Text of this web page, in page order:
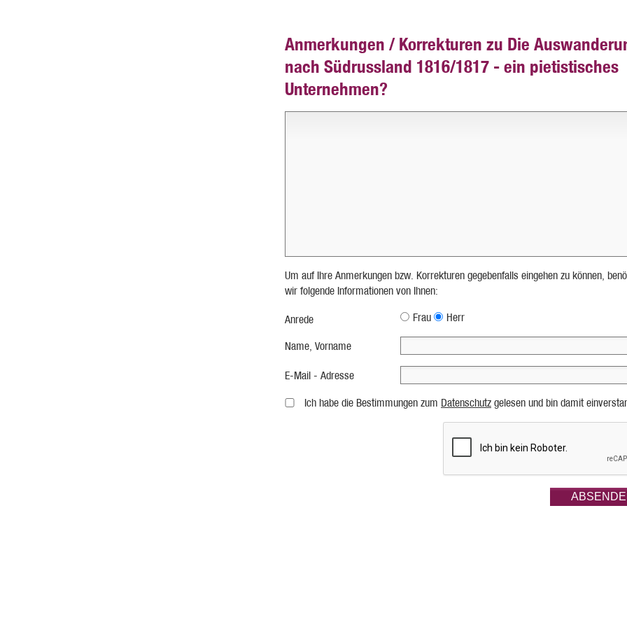
Anmerkungen / Korrekturen zu Die
nach Südrussland 1816/1817 - ein pietistisches
Unternehmen?
Um auf Ihre Anmerkungen bzw. Korrekturen gegebenfalls eingehen zu können,
wir folgende Informationen von Ihnen:
Anrede Frau Herr
Name, Vorname
E-Mail - Adresse
Ich habe die Bestimmungen zum Datenschutz gelesen und bin damit